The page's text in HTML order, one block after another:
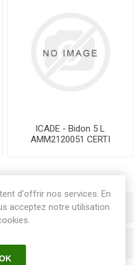
ICADE - Bidon 5 L
AMM2120051 CERTI
d'offrir nos services. En
acceptez notre utilisation